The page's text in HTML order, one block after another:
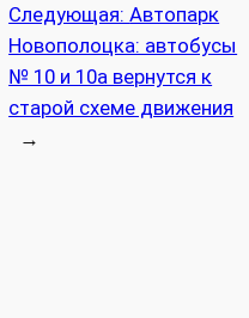
Следующая:Автопарк
Новополоцка: автобусы
№ 10 и 10а вернутся к
старой схеме движения
→